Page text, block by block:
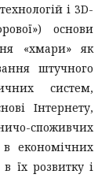
і 3D-
основи
«хмари» як
штучного
систем,
Інтернету,
споживчих
в економічних
їх розвитку і